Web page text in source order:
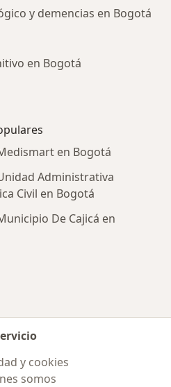
y demencias en Bogotá
en Bogotá
en Bogotá
Administrativa
Civil en Bogotá
De Cajicá en
y cookies
somos